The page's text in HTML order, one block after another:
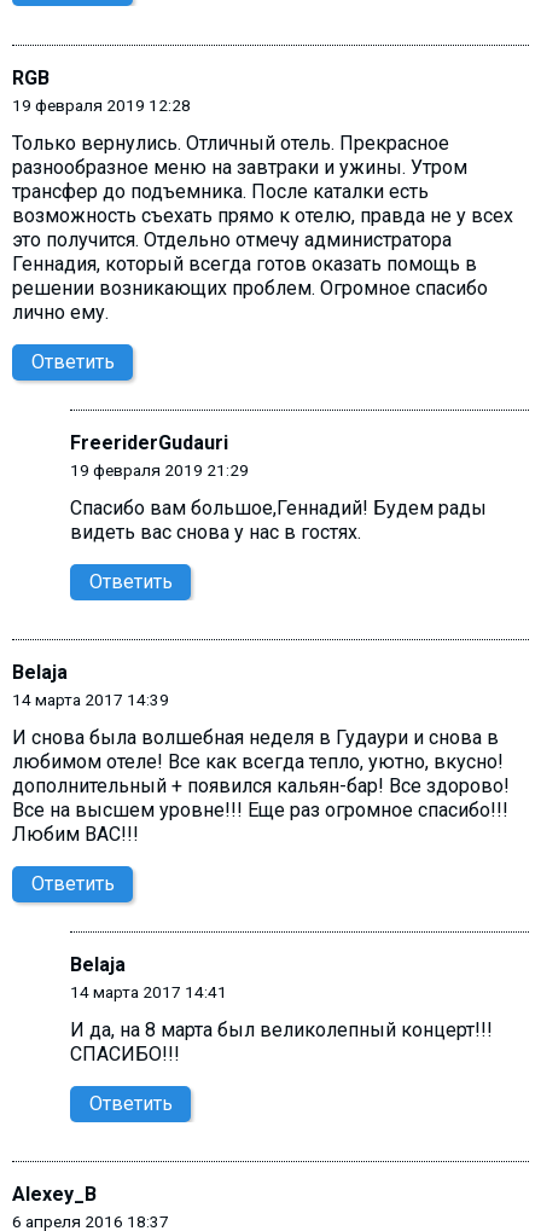
RGB
19 февраля 2019 12:28
Только вернулись. Отличный отель. Прекрасное
разнообразное меню на завтраки и ужины. Утром
трансфер до подъемника. После каталки есть
возможность съехать прямо к отелю, правда не у всех
это получится. Отдельно отмечу администратора
Геннадия, который всегда готов оказать помощь в
решении возникающих проблем. Огромное спасибо
лично ему.
Ответить
FreeriderGudauri
19 февраля 2019 21:29
Спасибо вам большое,Геннадий! Будем рады
видеть вас снова у нас в гостях.
Ответить
Belaja
14 марта 2017 14:39
И снова была волшебная неделя в Гудаури и снова в
любимом отеле! Все как всегда тепло, уютно, вкусно!
дополнительный + появился кальян-бар! Все здорово!
Все на высшем уровне!!! Еще раз огромное спасибо!!!
Любим ВАС!!!
Ответить
Belaja
14 марта 2017 14:41
И да, на 8 марта был великолепный концерт!!!
СПАСИБО!!!
Ответить
Alexey_B
6 апреля 2016 18:37